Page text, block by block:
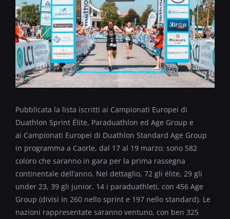
Pubblicata la lista iscritti ai Campionati Europei di
Duathlon Sprint Élite, Paraduathlon ed Age Group e
ai Campionati Europei di Duathlon Standard Age Group
in programma a Caorle, dal 17 al 19 marzo: sono 582
coloro che saranno in gara per la prima rassegna
continentale dell’anno. Nel dettaglio, 72 gli élite, 29 gli
under 23, 39 gli junior, 14 i paraduathleti, con 456 Age
Group (divisi in 260 nello sprint e 197 nello standard). Le
nazioni rappresentate saranno ventuno, con ben 325